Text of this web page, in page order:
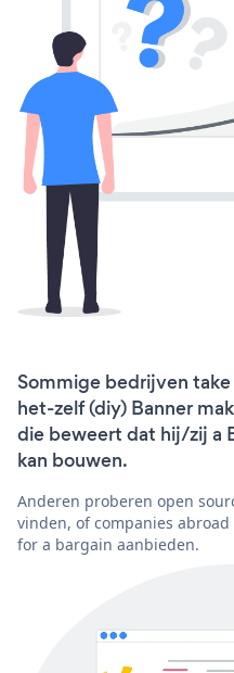
Sommige bedrijven
het-zelf (diy) Banner
die beweert dat hij/zij a
kan bouwen.
Anderen proberen open
vinden, of companies
for a bargain aanbieden.